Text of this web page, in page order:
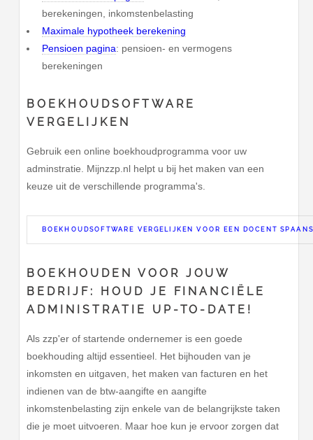
berekeningen, inkomstenbelasting
Maximale hypotheek berekening
Pensioen pagina: pensioen- en vermogens
berekeningen
BOEKHOUDSOFTWARE
VERGELIJKEN
Gebruik een online boekhoudprogramma voor uw
adminstratie. Mijnzzp.nl helpt u bij het maken van een
keuze uit de verschillende programma's.
BOEKHOUDSOFTWARE VERGELIJKEN VOOR EEN DOCENT SPAANS
BOEKHOUDEN VOOR JOUW
BEDRIJF: HOUD JE FINANCIËLE
ADMINISTRATIE UP-TO-DATE!
Als zzp'er of startende ondernemer is een goede
boekhouding altijd essentieel. Het bijhouden van je
inkomsten en uitgaven, het maken van facturen en het
indienen van de btw-aangifte en aangifte
inkomstenbelasting zijn enkele van de belangrijkste taken
die je moet uitvoeren. Maar hoe kun je ervoor zorgen dat